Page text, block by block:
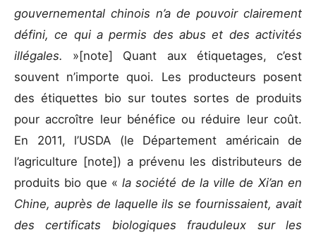
gouvernemental chinois n’a de pouvoir clairement
défini, ce qui a permis des abus et des activités
illégales. »[note] Quant aux étiquetages, c’est
souvent n’importe quoi. Les producteurs posent
des étiquettes bio sur toutes sortes de produits
pour accroître leur bénéfice ou réduire leur coût.
En 2011, l’USDA (le Département américain de
l’agriculture [note]) a prévenu les distributeurs de
produits bio que «la société de la ville de Xi’an en
Chine, auprès de laquelle ils se fournissaient, avait
des certificats biologiques frauduleux sur les